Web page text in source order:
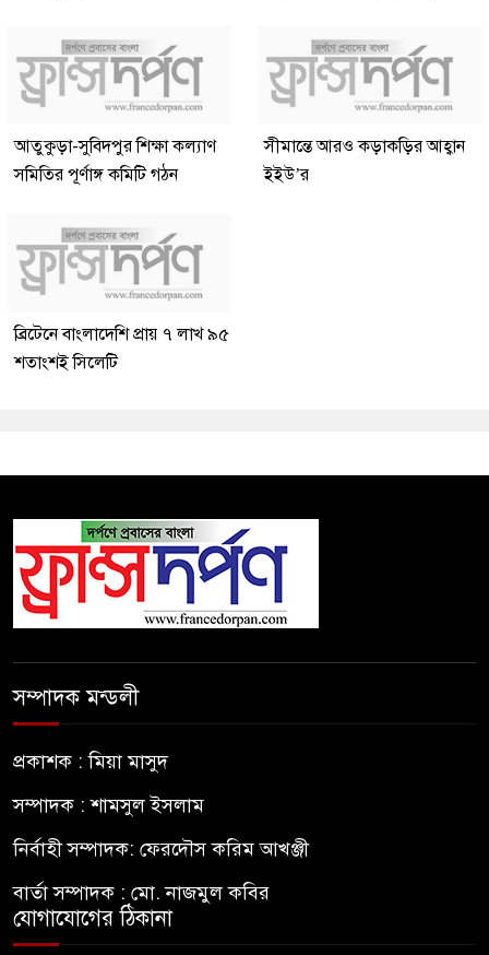
আতুকুড়া-সুবিদপুর শিক্ষা কল্যাণ
সমিতির পূর্ণাঙ্গ কমিটি গঠন
সীমান্তে আরও কড়াকড়ির আহ্বান
ইইউ’র
ব্রিটেনে বাংলাদেশি প্রায় ৭ লাখ ৯৫
শতাংশই সিলেটি
সম্পাদক মন্ডলী
প্রকাশক : মিয়া মাসুদ
সম্পাদক : শামসুল ইসলাম
নির্বাহী সম্পাদক: ফেরদৌস করিম আখঞ্জী
বার্তা সম্পাদক : মো. নাজমুল কবির
যোগাযোগের ঠিকানা